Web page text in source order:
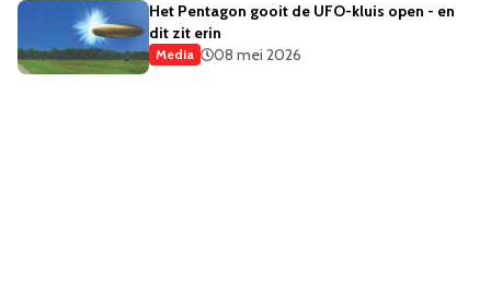
Het Pentagon gooit de UFO-kluis open - en
dit zit erin
Media 08 mei 2026